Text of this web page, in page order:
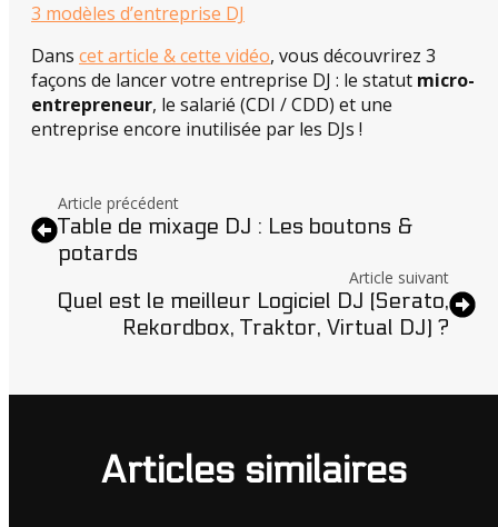
3 modèles d’entreprise DJ
Dans cet article & cette vidéo, vous découvrirez 3
façons de lancer votre entreprise DJ : le statut micro-
entrepreneur, le salarié (CDI / CDD) et une
entreprise encore inutilisée par les DJs !
Article précédent
Table de mixage DJ : Les boutons &
potards
Article suivant
Quel est le meilleur Logiciel DJ (Serato,
Rekordbox, Traktor, Virtual DJ) ?
Articles similaires